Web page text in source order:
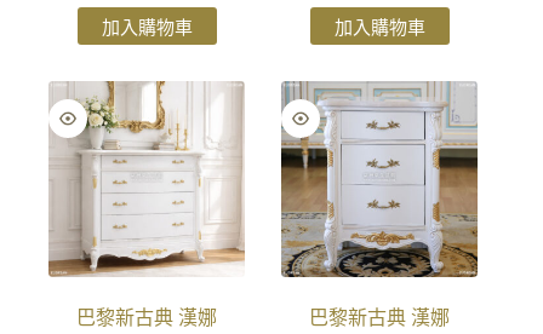
加入購物車 加入購物車
巴黎新古典 漢娜
巴黎新古典 漢娜